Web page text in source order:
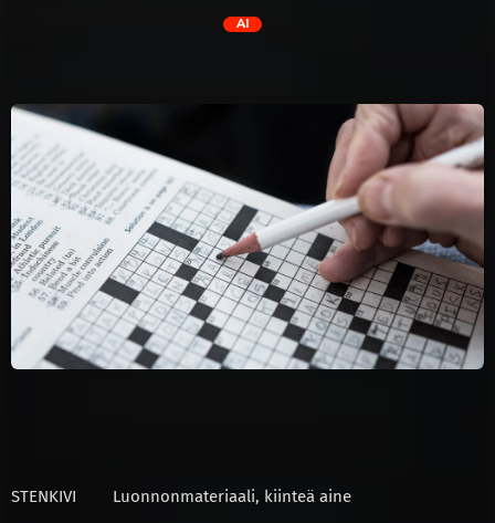
AI
STENKIVI Luonnonmateriaali, kiinteä aine